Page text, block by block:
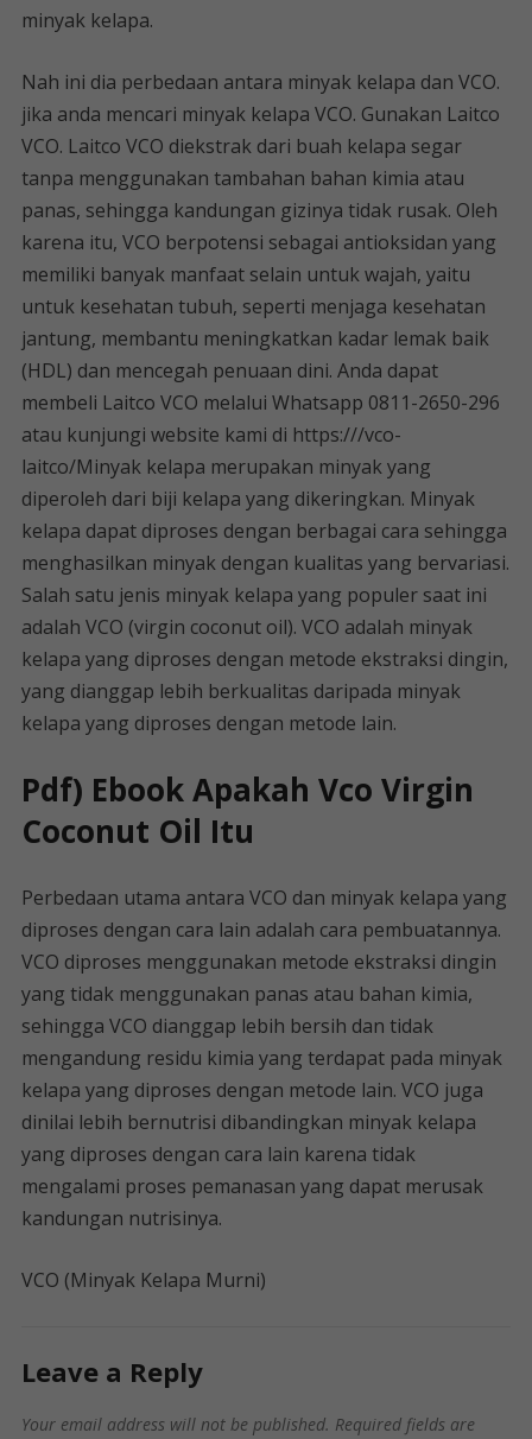
minyak kelapa.
Nah ini dia perbedaan antara minyak kelapa dan VCO.
jika anda mencari minyak kelapa VCO. Gunakan Laitco
VCO. Laitco VCO diekstrak dari buah kelapa segar
tanpa menggunakan tambahan bahan kimia atau
panas, sehingga kandungan gizinya tidak rusak. Oleh
karena itu, VCO berpotensi sebagai antioksidan yang
memiliki banyak manfaat selain untuk wajah, yaitu
untuk kesehatan tubuh, seperti menjaga kesehatan
jantung, membantu meningkatkan kadar lemak baik
(HDL) dan mencegah penuaan dini. Anda dapat
membeli Laitco VCO melalui Whatsapp 0811-2650-296
atau kunjungi website kami di https:///vco-
laitco/Minyak kelapa merupakan minyak yang
diperoleh dari biji kelapa yang dikeringkan. Minyak
kelapa dapat diproses dengan berbagai cara sehingga
menghasilkan minyak dengan kualitas yang bervariasi.
Salah satu jenis minyak kelapa yang populer saat ini
adalah VCO (virgin coconut oil). VCO adalah minyak
kelapa yang diproses dengan metode ekstraksi dingin,
yang dianggap lebih berkualitas daripada minyak
kelapa yang diproses dengan metode lain.
Pdf) Ebook Apakah Vco Virgin
Coconut Oil Itu
Perbedaan utama antara VCO dan minyak kelapa yang
diproses dengan cara lain adalah cara pembuatannya.
VCO diproses menggunakan metode ekstraksi dingin
yang tidak menggunakan panas atau bahan kimia,
sehingga VCO dianggap lebih bersih dan tidak
mengandung residu kimia yang terdapat pada minyak
kelapa yang diproses dengan metode lain. VCO juga
dinilai lebih bernutrisi dibandingkan minyak kelapa
yang diproses dengan cara lain karena tidak
mengalami proses pemanasan yang dapat merusak
kandungan nutrisinya.
VCO (Minyak Kelapa Murni)
Leave a Reply
Your email address will not be published. Required fields are